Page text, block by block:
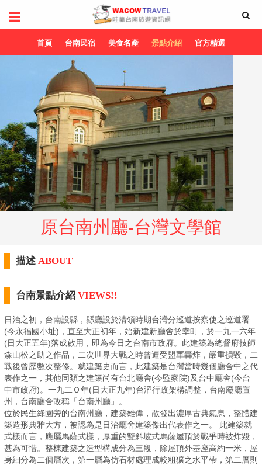
首頁 台南民宿 美食名產 景點介紹 官方精選
原台南州廳-台灣文學館
描述 ABOUT
台南景點介紹 VIEWS!!
日治之初，台南設縣，縣廳設於清領時期台灣分巡道按察使之巡道署
(今永福國小址)，直至大正初年，始新建新廳舍於幸町，於一九一六年
(日大正五年)落成啟用，即為今日之台南市政府。此建築為總督府技師
森山松之助之作品，二次世界大戰之時曾遭受盟軍轟炸，嚴重損毀，二
戰後曾歷數次整修。就建築史而言，此建築是台灣當時幾個廳舍中之代
表作之一，其他同類之建築尚有台北廳舍(今監察院)及台中廳舍(今台
中市政府)。一九二Ｏ年(日大正九年)台滔行政架構調整，台南廢廳置
州，台南廳舍改稱「台南州廳」。
位於民生綠園旁的台南州廳，建築雄偉，散發出濃厚古典氣息，整體建
築造形典雅大方，被認為是日治廳舍建築傑出代表作之一。 此建築就
式樣而言，應屬馬薩式樣，厚重的雙斜坡式馬薩屋頂於戰爭時被炸毀，
甚為可惜。整棟建築之造型構成分為三段，除屋頂外基座高約一米，屋
身細分為二個層次，第一層為仿石材處理成較粗獷之水平帶，第二層則